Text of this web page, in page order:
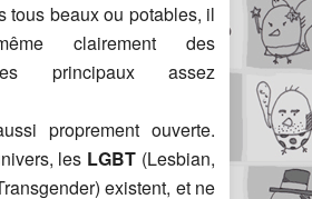
tous beaux ou potables, il
clairement des
principaux assez
proprement ouverte.
les LGBT (Lesbian,
existent, et ne